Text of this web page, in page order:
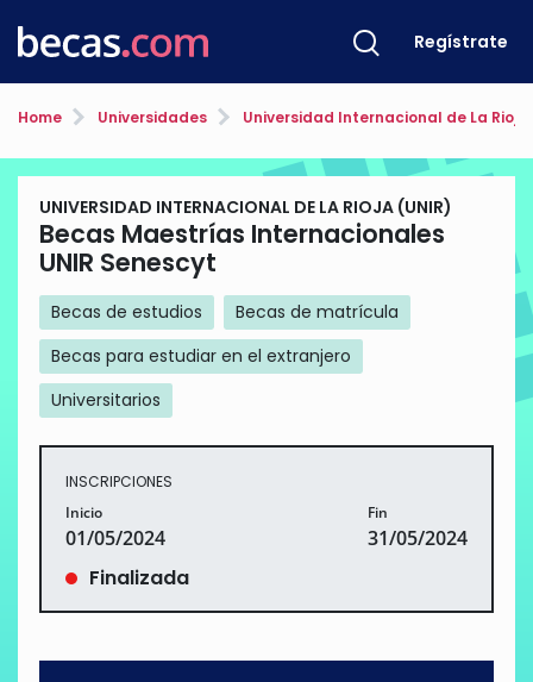
Regístrate
Home Universidades Universidad Internacional de La Rioja
UNIVERSIDAD INTERNACIONAL DE LA RIOJA (UNIR)
Becas Maestrías Internacionales
UNIR Senescyt
Becas de estudios
Becas de matrícula
Becas para estudiar en el extranjero
Universitarios
INSCRIPCIONES
Inicio
01/05/2024
Fin
31/05/2024
Finalizada